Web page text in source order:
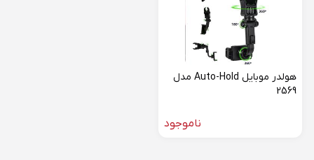
هولدر موبایل Auto-Hold مدل
2569
ناموجود